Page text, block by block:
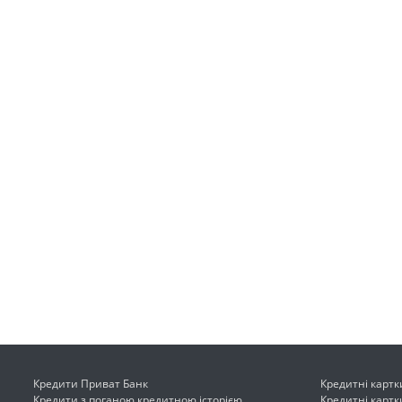
Кредити Приват Банк
Кредитні